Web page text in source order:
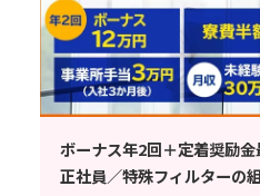
ボーナス年2回＋定着奨励
正社員／特殊フィルターの